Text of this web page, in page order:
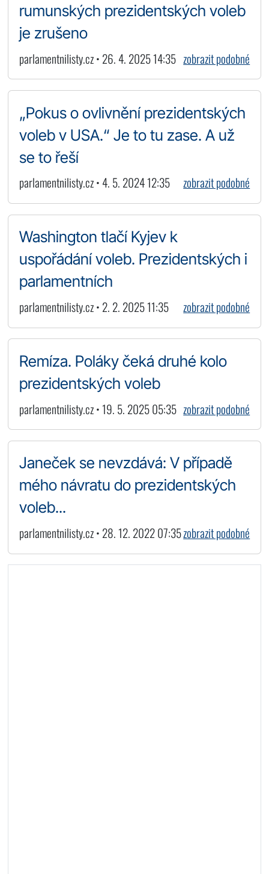
rumunských prezidentských voleb
je zrušeno
parlamentnilisty.cz • 26. 4. 2025 14:35 zobrazit podobné
„Pokus o ovlivnění prezidentských
voleb v USA.“ Je to tu zase. A už
se to řeší
parlamentnilisty.cz • 4. 5. 2024 12:35 zobrazit podobné
Washington tlačí Kyjev k
uspořádání voleb. Prezidentských i
parlamentních
parlamentnilisty.cz • 2. 2. 2025 11:35 zobrazit podobné
Remíza. Poláky čeká druhé kolo
prezidentských voleb
parlamentnilisty.cz • 19. 5. 2025 05:35 zobrazit podobné
Janeček se nevzdává: V případě
mého návratu do prezidentských
voleb...
parlamentnilisty.cz • 28. 12. 2022 07:35zobrazit podobné